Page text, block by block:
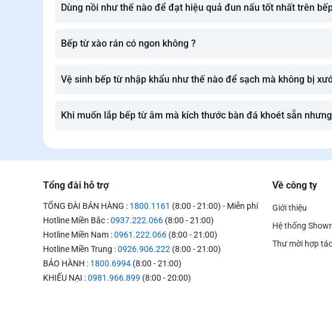
Dùng nồi như thế nào để đạt hiệu quả đun nấu tốt nhất trên
Bếp từ xào rán có ngon không ?
Vệ sinh bếp từ nhập khẩu như thế nào để sạch mà không bị
Khi muốn lắp bếp từ âm mà kích thước bàn đá khoét sẵn
Tổng đài hỗ trợ
TỔNG ĐÀI BÁN HÀNG : 1800.1161 (8:00 - 21:00) - Miễn phí
Hotline Miền Bắc :0937.222.066 (8:00 - 21:00)
Hotline Miền Nam :0961.222.066 (8:00 - 21:00)
Hotline Miền Trung :0926.906.222 (8:00 - 21:00)
BẢO HÀNH : 1800.6994 (8:00 - 21:00)
KHIẾU NẠI :0981.966.899 (8:00 - 20:00)
Về công ty
Giới thiệu
Hệ thống
Thư mời hợp tác